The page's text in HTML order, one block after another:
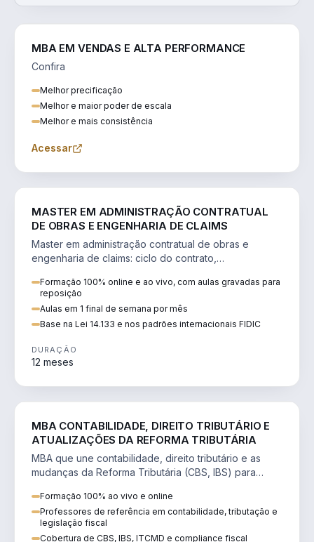
MBA EM VENDAS E ALTA PERFORMANCE
Confira
Melhor precificação
Melhor e maior poder de escala
Melhor e mais consistência
Acessar
MASTER EM ADMINISTRAÇÃO CONTRATUAL
DE OBRAS E ENGENHARIA DE CLAIMS
Master em administração contratual de obras e
engenharia de claims: ciclo do contrato,
Formação 100% online e ao vivo, com aulas gravadas para
reposição
Aulas em 1 final de semana por mês
Base na Lei 14.133 e nos padrões internacionais FIDIC
DURAÇÃO
12 meses
MBA CONTABILIDADE, DIREITO TRIBUTÁRIO E
ATUALIZAÇÕES DA REFORMA TRIBUTÁRIA
MBA que une contabilidade, direito tributário e as
mudanças da Reforma Tributária (CBS, IBS) para
Formação 100% ao vivo e online
Professores de referência em contabilidade, tributação e
legislação fiscal
Cobertura de CBS, IBS, ITCMD e compliance fiscal